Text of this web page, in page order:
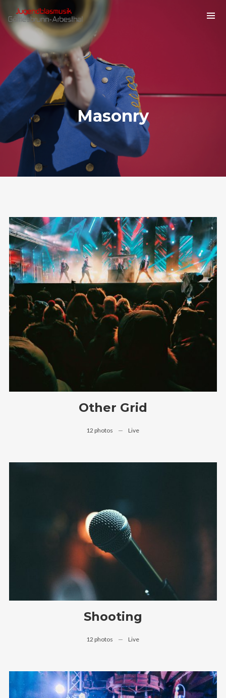
Masonry
Other Grid
12 photos — Live
Shooting
12 photos — Live